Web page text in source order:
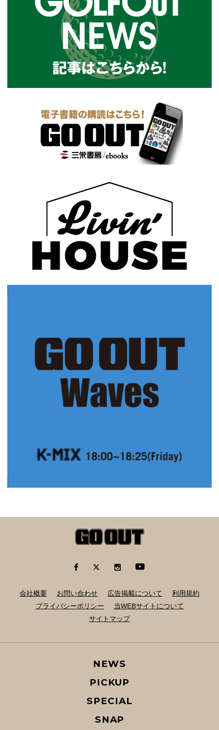
会社概要 お問い合わせ 広告掲載について
利用規約
プライバシーポリシー
当WEBサイトについて
サイトマップ
NEWS
PICKUP
SPECIAL
SNAP